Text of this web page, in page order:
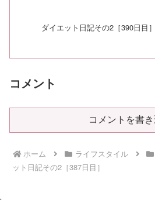
ダイエット日記その2［390日目］
コメント
コメントを書
ホーム ライフスタイル
ット日記その2［387日目］